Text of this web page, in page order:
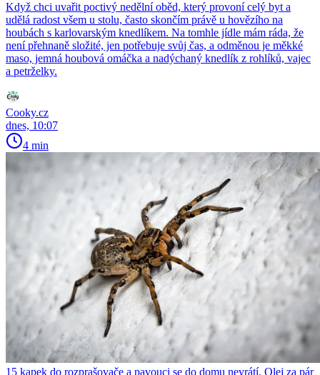
Když chci uvařit poctivý nedělní oběd, který provoní celý byt a
udělá radost všem u stolu, často skončím právě u hovězího na
houbách s karlovarským knedlíkem. Na tomhle jídle mám ráda, že
není přehnaně složité, jen potřebuje svůj čas, a odměnou je měkké
maso, jemná houbová omáčka a nadýchaný knedlík z rohlíků, vajec
a petrželky.
Cooky.cz
dnes, 10:07
4 min
15 kapek do rozprašovače a pavouci se do domu nevrátí. Olej za pár